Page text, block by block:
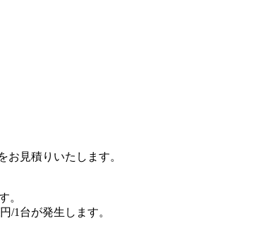
見積りいたします。
。
/1台が発生します。